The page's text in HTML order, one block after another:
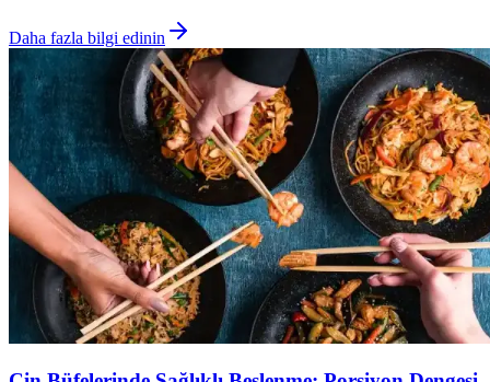
Daha fazla bilgi edinin